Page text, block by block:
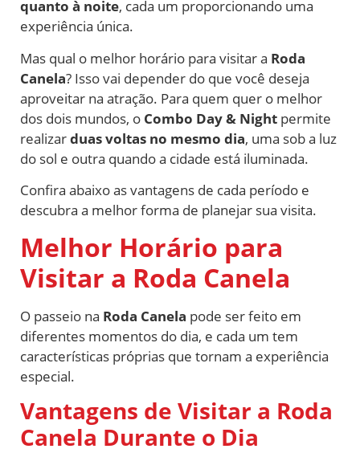
quanto à noite, cada um proporcionando uma
experiência única.
Mas qual o melhor horário para visitar a Roda
Canela? Isso vai depender do que você deseja
aproveitar na atração. Para quem quer o melhor
dos dois mundos, o Combo Day & Night permite
realizarduas voltas no mesmo dia, uma sob a luz
do sol e outra quando a cidade está iluminada.
Confira abaixo as vantagens de cada período e
descubra a melhor forma de planejar sua visita.
Melhor Horário para
Visitar a Roda Canela
O passeio na Roda Canela pode ser feito em
diferentes momentos do dia, e cada um tem
características próprias que tornam a experiência
especial.
Vantagens de Visitar a Roda
Canela Durante o Dia